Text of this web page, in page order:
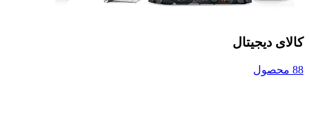
کالای دیجیتال
88 محصول